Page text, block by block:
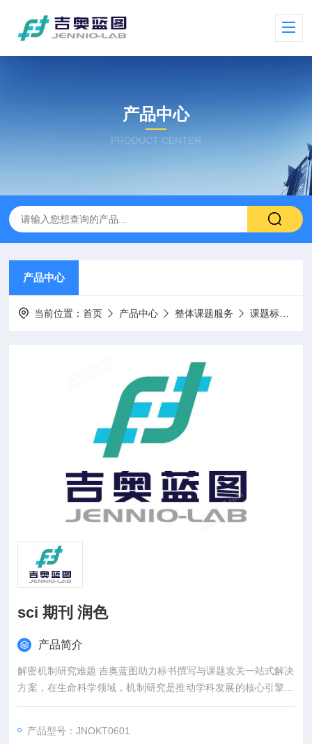
产品中心
PRODUCT CENTER
产品中心
当前位置：首页 产品中心 整体课题服务 课题标书设计项目申报
sci 期刊 润色
产品简介
解密机制研究难题 吉奥蓝图助力标书撰写与课题攻关一站式解决
方案，在生命科学领域，机制研究是推动学科发展的核心引擎。
然而，从创新课题设计到高质量标书撰写，从复杂实验实施到科
困难、成果转化乏力。吉奥蓝图（JENNIO-LAB）依托全链式科
产品型号：JNOKT0601